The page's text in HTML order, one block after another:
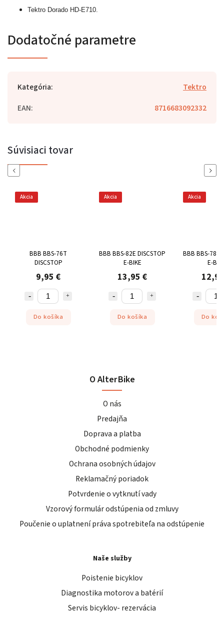
Tektro Dorado HD-E710.
Dodatočné parametre
Kategória:
Tektro
EAN: 8716683092332
Súvisiaci tovar
Previous
Akcia
BBB BBS-76T
DISCSTOP
9,95 €
Do košíka
Akcia
BBB BBS-82E DISCSTOP
E-BIKE
13,95 €
Do košíka
Akcia
BBB BBS-78E
E-
Do
Next
O AlterBike
O nás
Predajňa
Doprava a platba
Obchodné podmienky
Ochrana osobných údajov
Reklamačný poriadok
Potvrdenie o vytknutí vady
Vzorový formulár odstúpenia od zmluvy
Poučenie o uplatnení práva spotrebiteľa na odstúpenie
Naše služby
Poistenie bicyklov
Diagnostika motorov a batérií
Servis bicyklov- rezervácia